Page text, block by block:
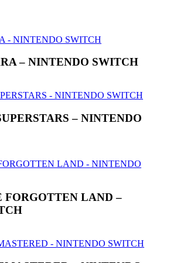
– NINTENDO SWITCH
– NINTENDO
FORGOTTEN LAND –